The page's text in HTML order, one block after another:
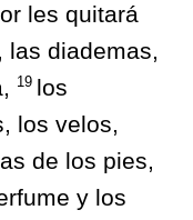
les quitará
las diademas,
19 los
los velos,
de los pies,
y los